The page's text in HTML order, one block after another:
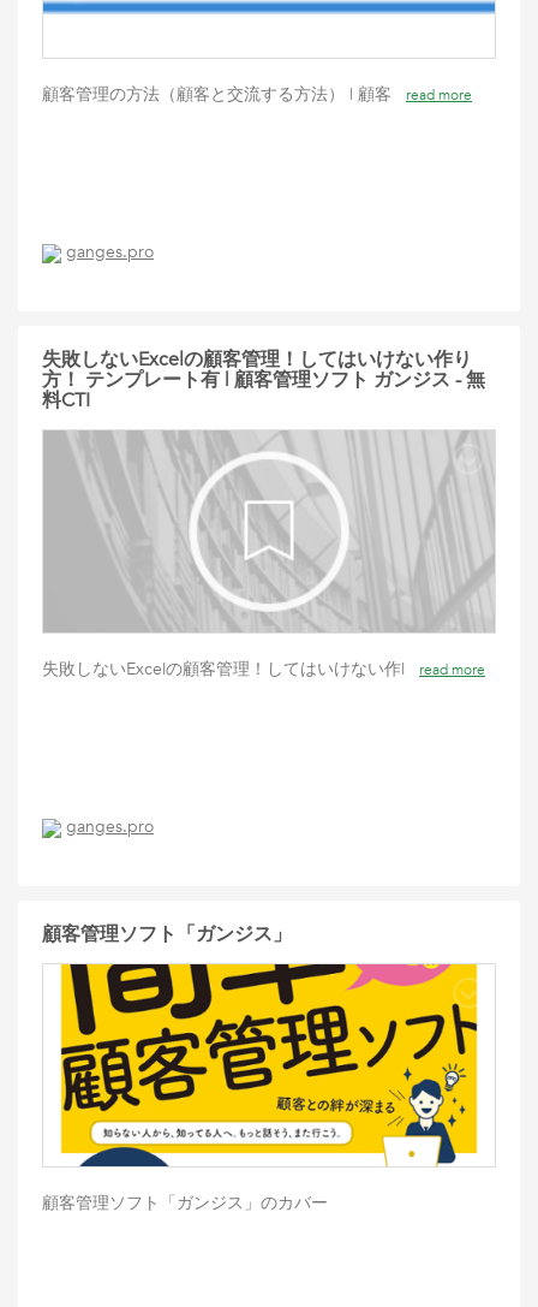
顧客管理の方法（顧客と交流する方法） | 顧客 read more
ganges.pro
失敗しないExcelの顧客管理！してはいけない作り
方！ テンプレート有 | 顧客管理ソフト ガンジス - 無
料CTI
失敗しないExcelの顧客管理！してはいけない作| read more
ganges.pro
顧客管理ソフト「ガンジス」
顧客管理ソフト「ガンジス」のカバー